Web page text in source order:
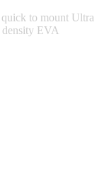
to mount Ultra
EVA